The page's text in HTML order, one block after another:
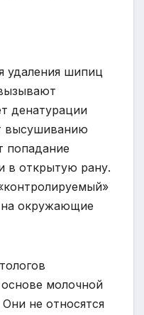
удаления шипиц
денатурации
высушиванию
попадание
в открытую рану.
на окружающие
молочной
не относятся